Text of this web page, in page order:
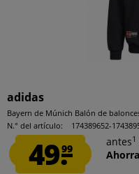
adidas
Bayern de Múnich Balón de
N.° del artículo:
174389652-
49.99
antes1